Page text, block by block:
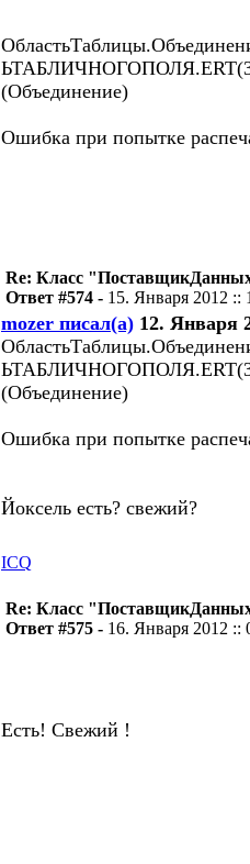
(Объединение)
Ошибка при попытке
Re: Класс
Ответ #574 - 15. Января 2012 ::
mozer писал(а) 12. Января
(Объединение)
Ошибка при попытке
Йоксель есть? свежий?
ICQ
Re: Класс
Ответ #575 - 16. Января 2012 ::
Есть! Свежий !